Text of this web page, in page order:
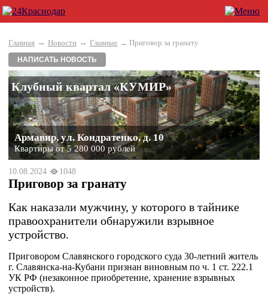
Главная → Новости → Главные → Приговор за гранату
НАПИСАТЬ НОВОСТЬ
Клубный квартал «КУМИР»
Армавир, ул. Кондратенко, д. 10
Квартиры от 5 280 000 рублей
10.08.2024 1048
Приговор за гранату
Как наказали мужчину, у которого в тайнике
правоохранители обнаружили взрывное
устройство.
Приговором Славянского городского суда 30-летний житель
г. Славянска-на-Кубани признан виновным по ч. 1 ст. 222.1
УК РФ (незаконное приобретение, хранение взрывных
устройств).